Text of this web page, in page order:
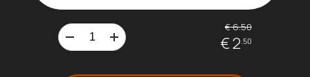
€ 6.50
€ 2.50